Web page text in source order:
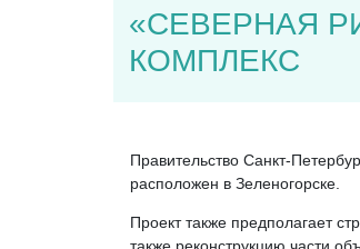
«СЕВЕРНАЯ
КОМПЛЕКС
Правительство Санкт-
расположен в Зеленогорске.
Проект также предполагает